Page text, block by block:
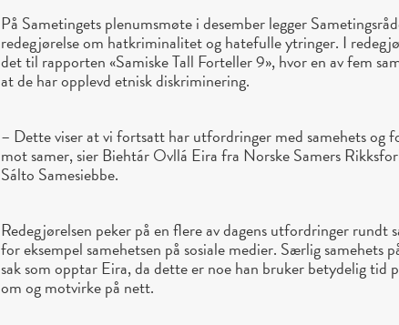
På Sametingets plenumsmøte i desember legger
redegjørelse om hatkriminalitet og hatefulle ytringer. I
det til rapporten «Samiske Tall Forteller 9», hvor en av fem
at de har opplevd etnisk diskriminering.
– Dette viser at vi fortsatt har utfordringer med samehets og
mot samer, sier Biehtár Ovllá Eira fra Norske Samers
Sálto Samesiebbe.
Redegjørelsen peker på en flere av dagens utfordringer rundt
for eksempel samehetsen på sosiale medier. Særlig samehets
sak som opptar Eira, da dette er noe han bruker betydelig tid
om og motvirke på nett.